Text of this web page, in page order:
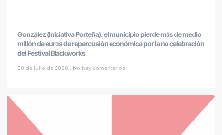
González (Iniciativa Porteña): el municipio pierde más de medio
millón de euros de repercusión económica por la no celebración
del Festival Blackworks
30 de julio de 2026 No hay comentarios